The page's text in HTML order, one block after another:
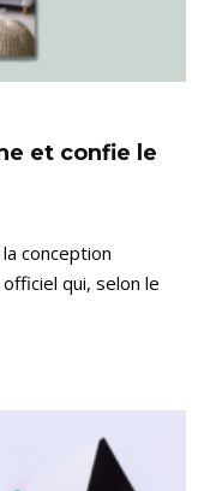
et confie le
conception
qui, selon le